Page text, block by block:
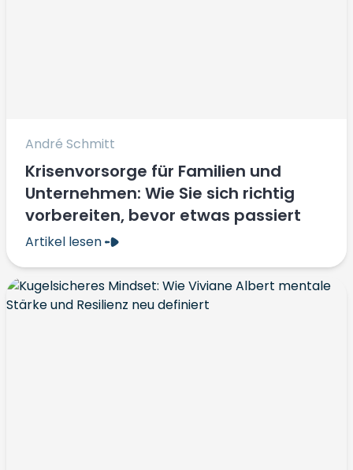
André ‎Schmitt
Krisenvorsorge für Familien und
Unternehmen: Wie Sie sich richtig
vorbereiten, bevor etwas passiert
Artikel lesen